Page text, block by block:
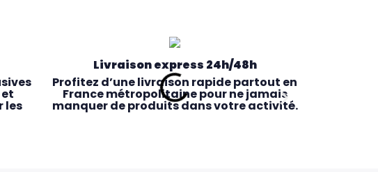
les
Livraison express 24h/48h
Profitez d’une livraison rapide partout en
France métropolitaine pour ne jamais
manquer de produits dans votre activité.